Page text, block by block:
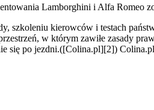
Lamborghini i Alfa Romeo
szkoleniu kierowców i testach
w którym zawiłe zasady
się po jezdni.([Colina.pl][2])